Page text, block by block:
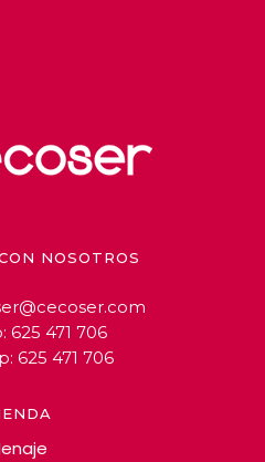
NOSOTROS
625 471 706
625 471 706